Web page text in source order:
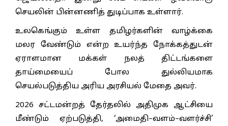
செயலின் பின்னணித் துடிப்பாக உள்ளார்.
உலகெங்கும் உள்ள தமிழர்களின் வாழ்க்கை
மலர வேண்டும் என்ற உயர்ந்த நோக்கத்துடன்
ஏராளமான மக்கள் நலத் திட்டங்களை
தாய்மையைப் போல துல்லியமாக
செயல்படுத்திய அரிய அரசியல் மேதை அவர்.
2026 சட்டமன்றத் தேர்தலில் அதிமுக ஆட்சியை
மீண்டும் ஏற்படுத்தி, ‘அமைதி–வளம்–வளர்ச்சி’